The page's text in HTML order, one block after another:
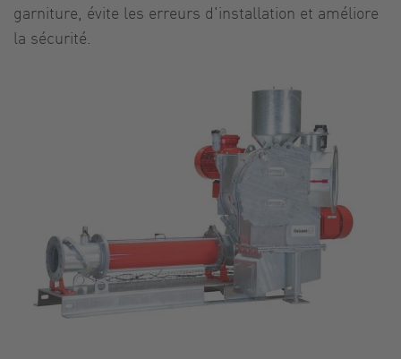
garniture, évite les erreurs d'installation et améliore
la sécurité.